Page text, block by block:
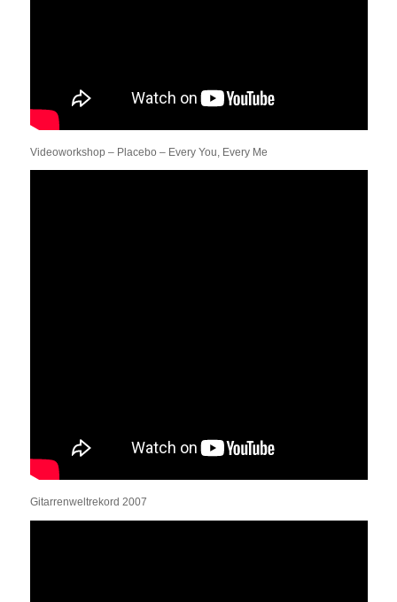
Videoworkshop – Placebo – Every You, Every Me
Gitarrenweltrekord 2007